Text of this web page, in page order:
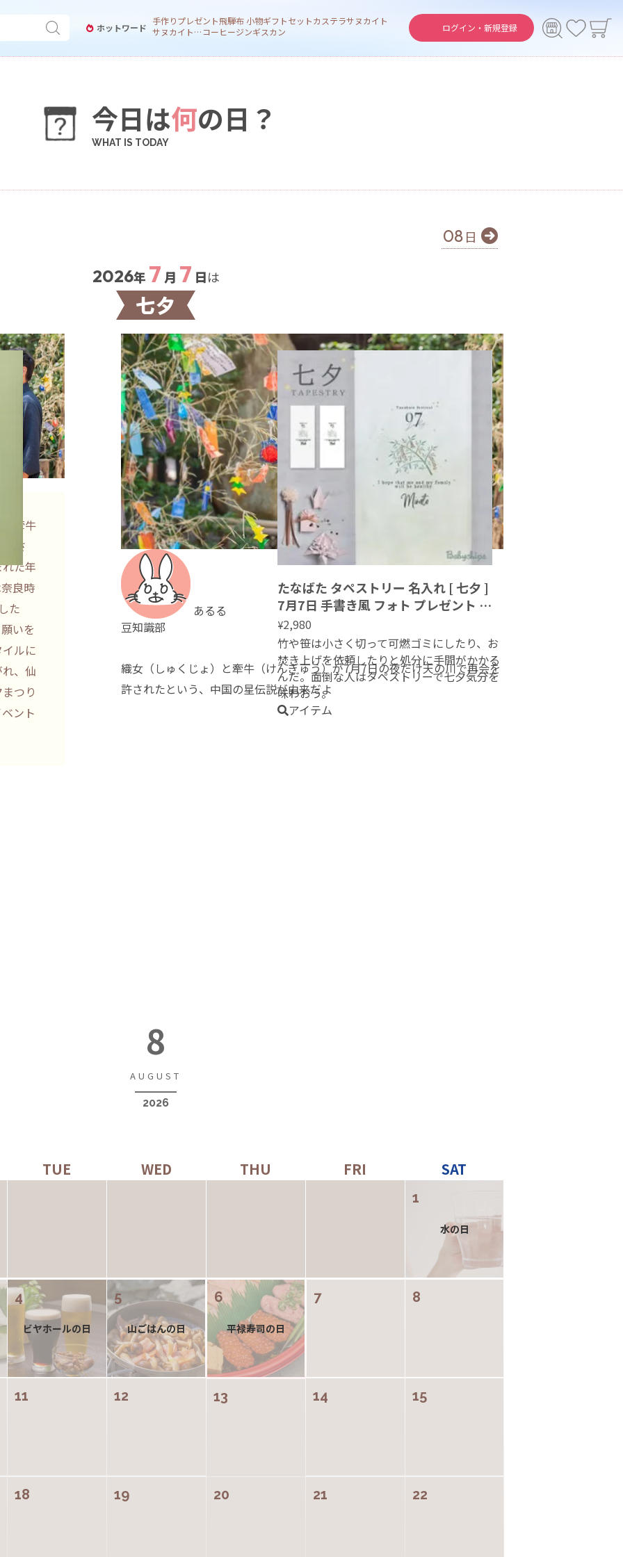
ログイン・ 新規登録
ホットワード
手作りプレゼント飛騨布 小物ギフトセットカステラサヌカイト
サヌカイト 風鈴コーヒージンギスカン
今日は何の日？
08日
2026年 7 月 7 日は
七夕
あるる
豆知識部
織女（しゅくじょ）と牽牛（けんぎゅう）が7月7日の夜だけ天の川で再会を
許されたという、中国の星伝説が由来だよ
牽牛
さ
た年
良時
た
いを
ルに
、仙
つり
ント
は、
中国
たなばた タペストリー 名入れ [ 七夕 ]
7月7日 手書き風 フォト プレゼント オ
シャレ 人気 女 男 お祝い 飾り 壁掛け
インテリア 映え 思い出
¥2,980
竹や笹は小さく切って可燃ゴミにしたり、お
焚き上げを依頼したりと処分に手間がかかる
んだ。面倒な人はタペストリーで七夕気分を
味わおう。
アイテム
8
2026
1
水の日
4
ビヤホールの日
5
山ごはんの日
6
平禄寿司の日
7 8
11 12 13 14 15
18 19 20 21 22